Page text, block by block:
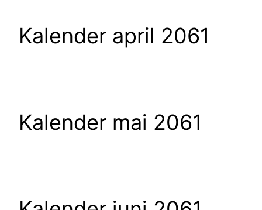
Kalender april 2061
Kalender mai 2061